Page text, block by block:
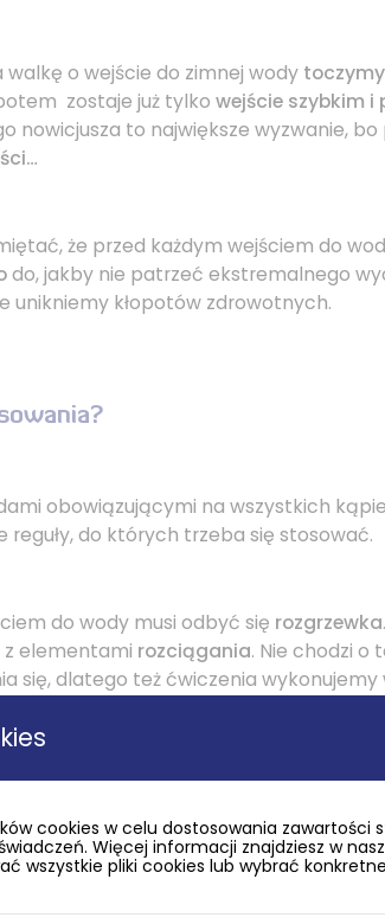
walkę o wejście do zimnej wody
zostaje już tylko wejście szybkim i
nowicjusza to największe wyzwanie,
że przed każdym wejściem do
do, jakby nie patrzeć ekstremalnego
unikniemy kłopotów zdrowotnych.
obowiązującymi na wszystkich
reguły, do których trzeba się stosować.
do wody musi odbyć się rozgrzewka
z elementami rozciągania. Nie chodzi o
się, dlatego też ćwiczenia
trwaćnie dłużej niż 3-5 minut, jednak
Po wyjściu na brzeg należy od
się z ponownym przeprowadzeniem
ciała.
cookies w celu dostosowania
Więcej informacji znajdziesz w
wszystkie pliki cookies lub wybrać